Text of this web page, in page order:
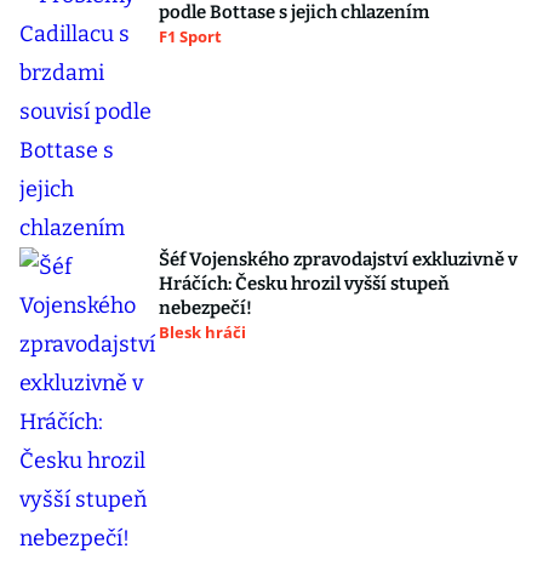
podle Bottase s jejich chlazením
F1 Sport
Šéf Vojenského zpravodajství exkluzivně v
Hráčích: Česku hrozil vyšší stupeň
nebezpečí!
Blesk hráči